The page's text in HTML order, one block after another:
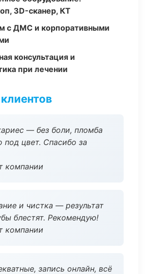
3D-сканер, КТ
с ДМС и корпоративными
консультация и
при лечении
— без боли, пломба
под цвет. Спасибо за
компании
и чистка — результат
блестят. Рекомендую!
компании
запись онлайн, всё